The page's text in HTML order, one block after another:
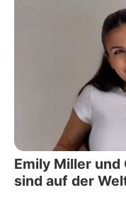
Emily Miller und
sind auf der